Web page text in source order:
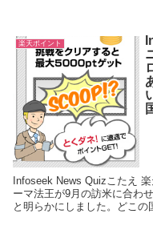
楽天ポイント
Infoseek News Quizこたえ
ーマ法王が9月の訪米に合わ
と明らかにしました。どこ